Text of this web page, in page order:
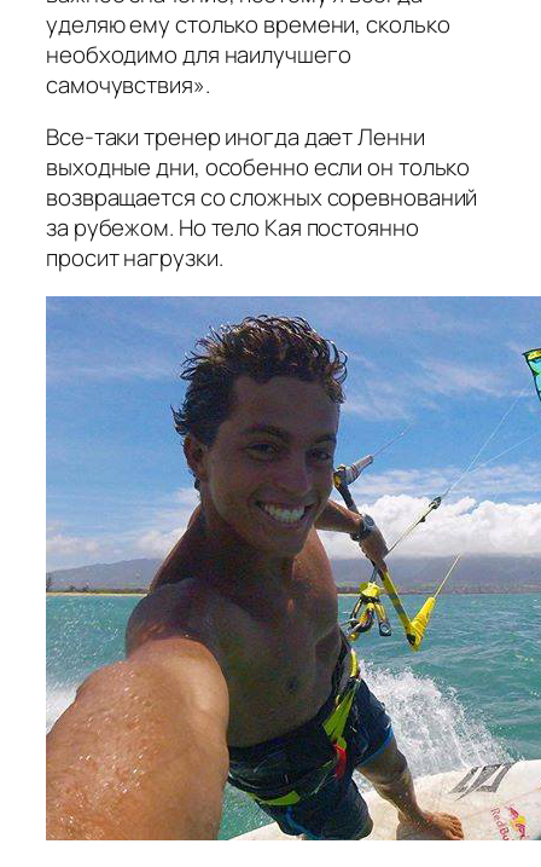
уделяю ему столько времени, сколько
необходимо для наилучшего
самочувствия».
Все-таки тренер иногда дает Ленни
выходные дни, особенно если он только
возвращается со сложных соревнований
за рубежом. Но тело Кая постоянно
просит нагрузки.